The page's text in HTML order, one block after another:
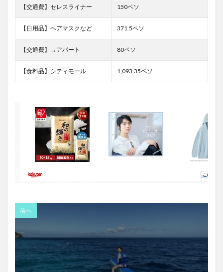
【交通費】セレスライナー 150ペソ
【日用品】ヘアマスクなど 371.5ペソ
【交通費】→アパート 80ペソ
【食料品】シティモール 1,093.35ペソ
前へ